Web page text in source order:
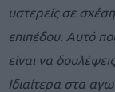
υστερείς σε
επιπέδου. Αυτό
είναι να
Ιδιαίτερα στα